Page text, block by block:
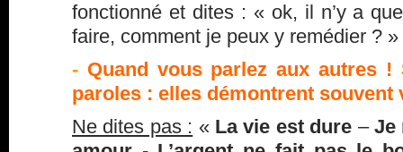
fonctionné et dites : « ok, il n’y a
faire, comment je peux y remédier ? »
- Quand vous parlez aux autres !
paroles : elles démontrent souvent
Ne dites pas : « La vie est dure –Je